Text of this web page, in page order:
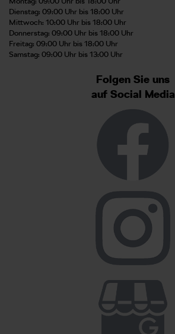
Dienstag: 09:00 Uhr bis 18:00 Uhr
Mittwoch: 10:00 Uhr bis 18:00 Uhr
Donnerstag: 09:00 Uhr bis 18:00 Uhr
Freitag: 09:00 Uhr bis 18:00 Uhr
Samstag: 09:00 Uhr bis 13:00 Uhr
Folgen Sie uns
auf Social Media